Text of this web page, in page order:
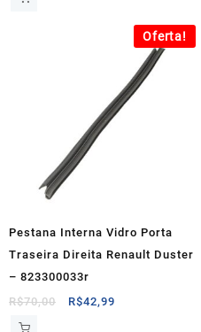
R$70,00.
Oferta!
Pestana Interna Vidro Porta
Traseira Direita Renault Duster
– 823300033r
R$70,00
O
R$42,99